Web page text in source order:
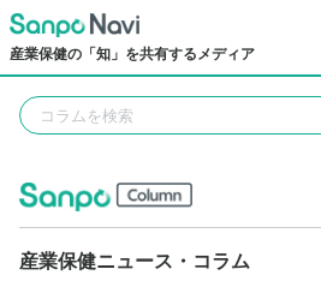
産業保健の「知」を共有するメディア
産業保健ニュース・コラム